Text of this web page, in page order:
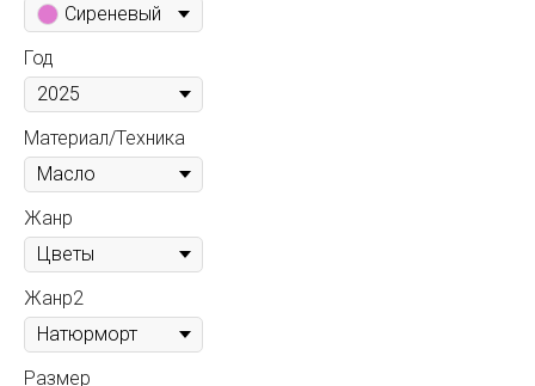
Сиреневый
Год
Материал/Техника
Жанр
Жанр2
Размер